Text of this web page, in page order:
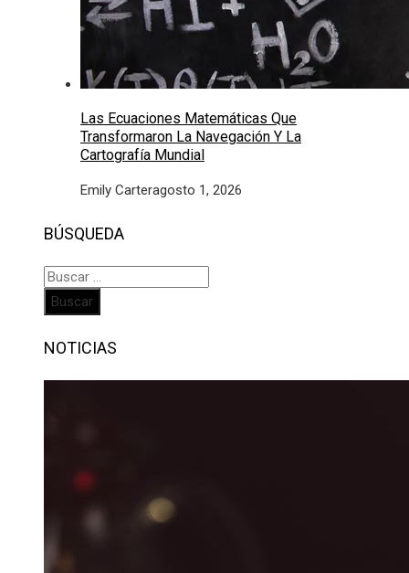
Las Ecuaciones Matemáticas Que
Transformaron La Navegación Y La
Cartografía Mundial
Emily Carteragosto 1, 2026
BÚSQUEDA
Buscar:
NOTICIAS